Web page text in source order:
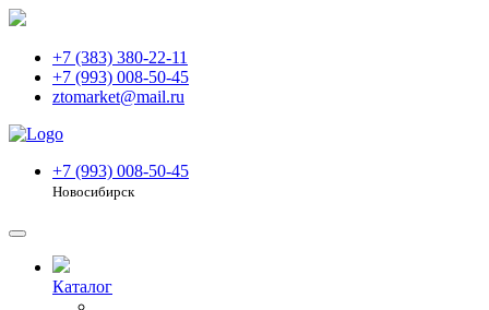
+7 (383) 380-22-11
+7 (993) 008-50-45
ztomarket@mail.ru
+7 (993) 008-50-45
Новосибирск
Каталог